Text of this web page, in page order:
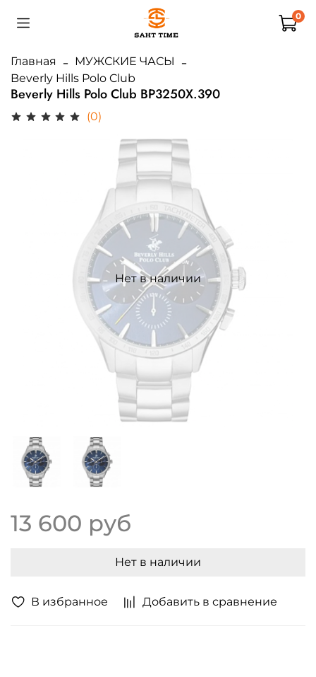
0
Главная
МУЖСКИЕ ЧАСЫ
Beverly Hills Polo Club
Beverly Hills Polo Club BP3250X.390
(0)
В избранное Добавить в сравнение
Нет в наличии
13 600 руб
Нет в наличии